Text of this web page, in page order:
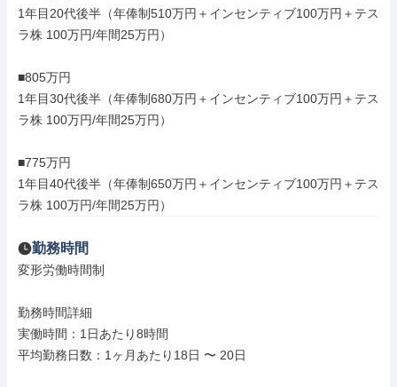
1年目20代後半（年俸制510万円＋インセンティブ100万円＋テス
ラ株 100万円/年間25万円）
■805万円
1年目30代後半（年俸制680万円＋インセンティブ100万円＋テス
ラ株 100万円/年間25万円）
■775万円
1年目40代後半（年俸制650万円＋インセンティブ100万円＋テス
ラ株 100万円/年間25万円）
勤務時間
変形労働時間制
勤務時間詳細
実働時間：1日あたり8時間
平均勤務日数：1ヶ月あたり18日 〜 20日